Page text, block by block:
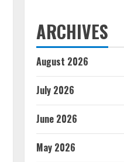
ARCHIVES
August 2026
July 2026
June 2026
May 2026